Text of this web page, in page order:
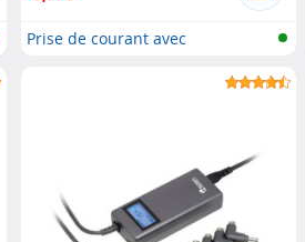
Prise de courant avec